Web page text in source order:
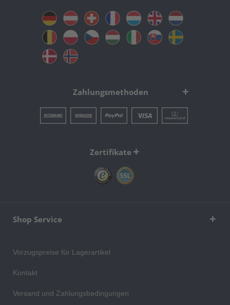
Zahlungsmethoden
Zertifikate
Shop Service
Vorzugspreise für Lagerartikel
Kontakt
Versand und Zahlungsbedingungen